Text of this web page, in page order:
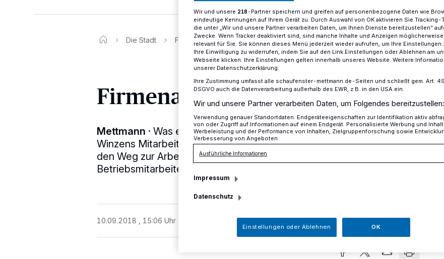
Die Stadt Firmenautos aufgebrochen
Firmenautos aufgebrochen
Mettmann · Was ein Schock! Nichts Böses ahnend kommt Henry
Winzens Mitarbeiter vor wenigen Tagen zum Firmenauto, um sich auf
den Weg zur Arbeit zu machen. Was er vorfindet, dürfte so einigen
Betriebsmitarbeitern in den vergangenen Tagen bekannt vorkommen.
10.09.2018 , 15:06 Uhr 2 Minuten Lesezeit
Wir und unsere 218-Partner speichern und greifen auf personenbezogene Daten wie
eindeutige Kennungen auf Ihrem Gerät zu. Durch Auswahl von OK aktivieren Sie
die unter „Wir und unsere Partner verarbeiten Daten, um Ihnen Dienste bereitzustellen“
Zwecke. Wenn Tracker deaktiviert sind, sind manche Inhalte und Anzeigen
relevant für Sie. Sie können dieses Menü jederzeit wieder aufrufen, um Ihre Einstellungen
Ihre Einwilligung zu widerrufen, indem Sie auf den Link Einstellungen oder Ablehnen am
Webseite klicken. Ihre Einstellungen gelten innerhalb unseres Website. Weitere
unserer Datenschutzerklärung.
Ihre Zustimmung umfasst alle schaufenster-mettmann.de-Seiten und schließt gem. Art.
DSGVO auch die Datenverarbeitung außerhalb des EWR, z.B. in den USA ein.
Wir und unsere Partner verarbeiten Daten, um Folgendes bereitzustellen:
Verwendung genauer Standortdaten. Endgeräteeigenschaften zur Identifikation aktiv
von oder Zugriff auf Informationen auf einem Endgerät. Personalisierte Werbung und
Werbeleistung und der Performance von Inhalten, Zielgruppenforschung sowie
Verbesserung von Angeboten.
Ausführliche Informationen
Impressum
Datenschutz
Einstellungen oder Ablehnen OK